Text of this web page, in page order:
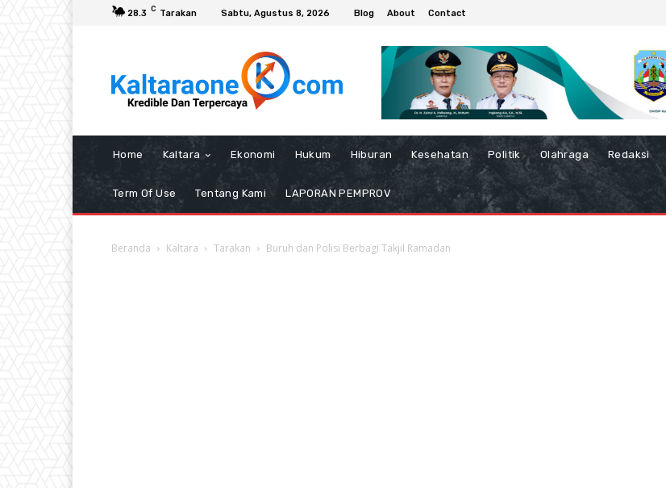
28.3 C Tarakan Sabtu, Agustus 8, 2026 Blog About Contact
Home Kaltara Ekonomi Hukum Hiburan Kesehatan Politik Olahraga Redaksi
Term Of Use Tentang Kami LAPORAN PEMPROV
Beranda Kaltara Tarakan Buruh dan Polisi Berbagi Takjil Ramadan